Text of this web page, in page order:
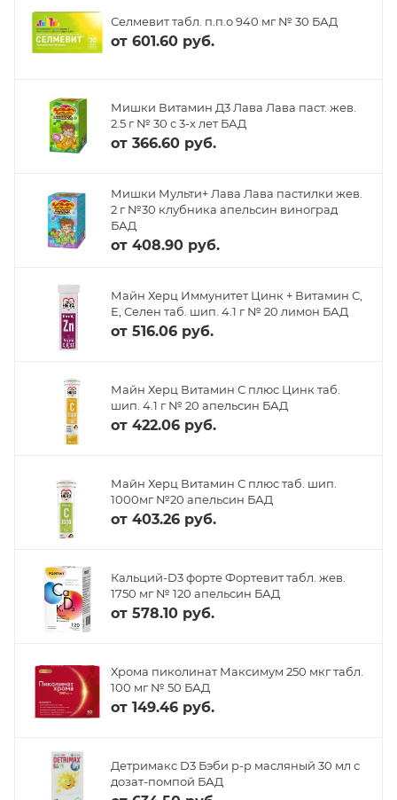
Селмевит табл. п.п.о 940 мг № 30 БАД
от 601.60 руб.
Мишки Витамин Д3 Лава Лава паст. жев.
2.5 г № 30 с 3-х лет БАД
от 366.60 руб.
Мишки Мульти+ Лава Лава пастилки жев.
2 г №30 клубника апельсин виноград
БАД
от 408.90 руб.
Майн Херц Иммунитет Цинк + Витамин С,
Е, Селен таб. шип. 4.1 г № 20 лимон БАД
от 516.06 руб.
Майн Херц Витамин С плюс Цинк таб.
шип. 4.1 г № 20 апельсин БАД
от 422.06 руб.
Майн Херц Витамин С плюс таб. шип.
1000мг №20 апельсин БАД
от 403.26 руб.
Кальций-D3 форте Фортевит табл. жев.
1750 мг № 120 апельсин БАД
от 578.10 руб.
Хрома пиколинат Максимум 250 мкг табл.
100 мг № 50 БАД
от 149.46 руб.
Детримакс D3 Бэби р-р масляный 30 мл с
дозат-помпой БАД